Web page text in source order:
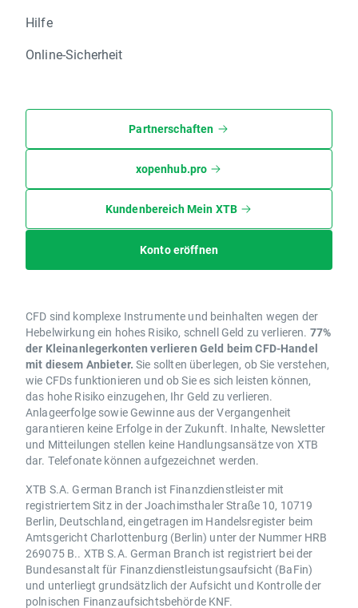
Hilfe
Online-Sicherheit
Partnerschaften
xopenhub.pro
Kundenbereich Mein XTB
Konto eröffnen
CFD sind komplexe Instrumente und beinhalten wegen der
Hebelwirkung ein hohes Risiko, schnell Geld zu verlieren. 77%
der Kleinanlegerkonten verlieren Geld beim CFD-Handel
mit diesem Anbieter. Sie sollten überlegen, ob Sie verstehen,
wie CFDs funktionieren und ob Sie es sich leisten können,
das hohe Risiko einzugehen, Ihr Geld zu verlieren.
Anlageerfolge sowie Gewinne aus der Vergangenheit
garantieren keine Erfolge in der Zukunft. Inhalte, Newsletter
und Mitteilungen stellen keine Handlungsansätze von XTB
dar. Telefonate können aufgezeichnet werden.
XTB S.A. German Branch ist Finanzdienstleister mit
registriertem Sitz in der Joachimsthaler Straße 10, 10719
Berlin, Deutschland, eingetragen im Handelsregister beim
Amtsgericht Charlottenburg (Berlin) unter der Nummer HRB
269075 B.. XTB S.A. German Branch ist registriert bei der
Bundesanstalt für Finanzdienstleistungsaufsicht (BaFin)
und unterliegt grundsätzlich der Aufsicht und Kontrolle der
polnischen Finanzaufsichtsbehörde KNF.